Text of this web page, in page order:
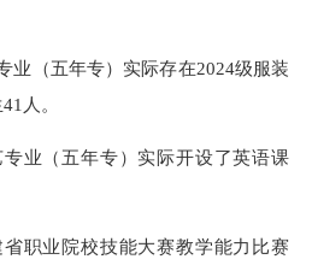
（五年专）实际存在2024级服装
人。
（五年专）实际开设了英语课
业院校技能大赛教学能力比赛